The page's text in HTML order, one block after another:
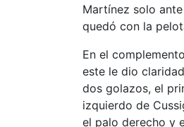
Martínez solo
quedó con la
En el
este le dio
dos golazos, el
izquierdo de
el palo derecho y